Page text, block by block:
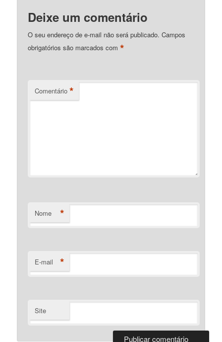
Deixe um comentário
O seu endereço de e-mail não será publicado. Campos
obrigatórios são marcados com*
Comentário *
Nome *
E-mail *
Site